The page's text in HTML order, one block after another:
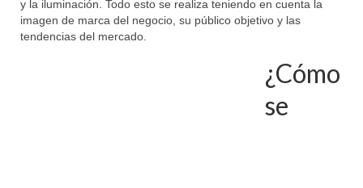
y la iluminación. Todo esto se realiza teniendo en cuenta la
imagen de marca del negocio, su público objetivo y las
tendencias del mercado.
¿Cómo
se